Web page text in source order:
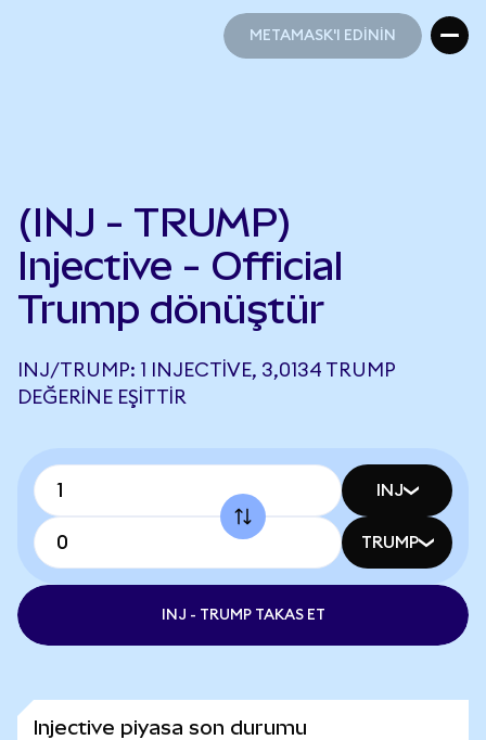
METAMASK'I EDİNİN
(INJ - TRUMP)
Injective - Official
Trump dönüştür
INJ/TRUMP: 1 INJECTIVE, 3,0134 TRUMP
DEĞERINE EŞITTIR
INJ
TRUMP
INJ - TRUMP TAKAS ET
Injective piyasa son durumu